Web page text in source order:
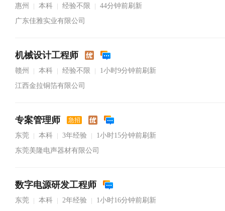
惠州 本科 经验不限
44分钟前刷新
广东佳雅实业有限公司
机械设计工程师
赣州 本科 经验不限
1小时9分钟前刷新
江西金拉铜箔有限公司
专案管理师 急招
东莞 本科 3年经验
1小时15分钟前刷新
东莞美隆电声器材有限公司
数字电源研发工程师
东莞 本科 2年经验
1小时16分钟前刷新